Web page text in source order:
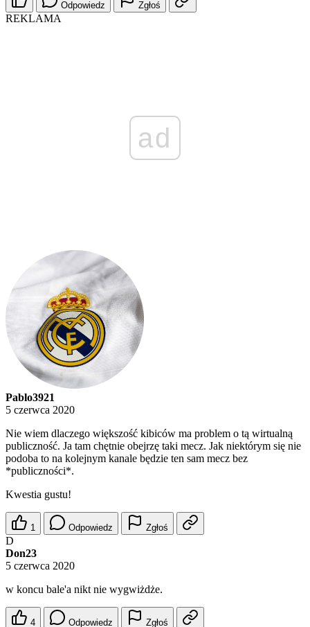
Odpowiedz Zgłoś
REKLAMA
ad
Pablo3921
5 czerwca 2020
Nie wiem dlaczego większość kibiców ma problem o tą wirtualną
publiczność. Ja tam chętnie obejrzę taki mecz. Jak niektórym się nie
podoba to na kolejnym kanale będzie ten sam mecz bez
*publiczności*.
Kwestia gustu!
1 Odpowiedz Zgłoś
D
Don23
5 czerwca 2020
w koncu bale'a nikt nie wygwiżdże.
4 Odpowiedz Zgłoś